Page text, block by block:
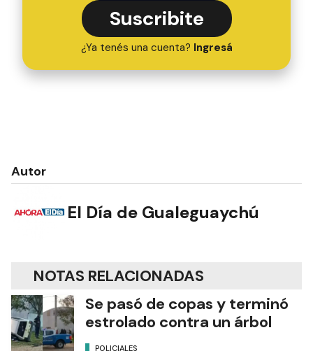
Suscribite
¿Ya tenés una cuenta? Ingresá
Autor
El Día de Gualeguaychú
NOTAS RELACIONADAS
Se pasó de copas y terminó
estrolado contra un árbol
POLICIALES